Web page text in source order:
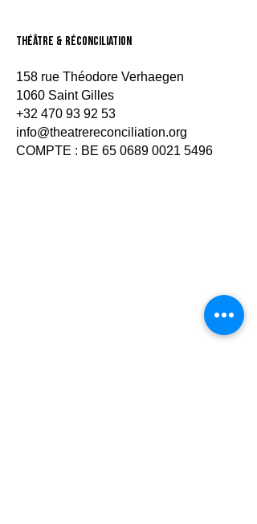
théâtre & Réconciliation
158 rue Théodore Verhaegen
1060 Saint Gilles
+32 470 93 92 53
info@theatrereconciliation.org
COMPTE : BE 65 0689 0021 5496